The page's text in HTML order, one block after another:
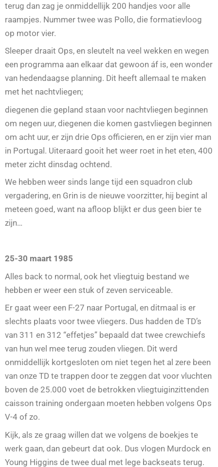
terug dan zag je onmiddellijk 200 handjes voor alle
raampjes. Nummer twee was Pollo, die formatievloog
op motor vier.
Sleeper draait Ops, en sleutelt na veel wekken en wegen
een programma aan elkaar dat gewoon áf is, een wonder
van hedendaagse planning. Dit heeft allemaal te maken
met het nachtvliegen;
diegenen die gepland staan voor nachtvliegen beginnen
om negen uur, diegenen die komen gastvliegen beginnen
om acht uur, er zijn drie Ops officieren, en er zijn vier man
in Portugal. Uiteraard gooit het weer roet in het eten, 400
meter zicht dinsdag ochtend.
We hebben weer sinds lange tijd een squadron club
vergadering, en Grin is de nieuwe voorzitter, hij begint al
meteen goed, want na afloop blijkt er dus geen bier te
zijn…
25-30 maart 1985
Alles back to normal, ook het vliegtuig bestand we
hebben er weer een stuk of zeven serviceable.
Er gaat weer een F-27 naar Portugal, en ditmaal is er
slechts plaats voor twee vliegers. Dus hadden de TD’s
van 311 en 312 “effetjes” bepaald dat twee crewchiefs
van hun wel mee terug zouden vliegen. Dit werd
onmiddellijk kortgesloten om niet tegen het al zere been
van onze TD te trappen door te zeggen dat voor vluchten
boven de 25.000 voet de betrokken vliegtuiginzittenden
caisson training ondergaan moeten hebben volgens Ops
V-4 of zo.
Kijk, als ze graag willen dat we volgens de boekjes te
werk gaan, dan gebeurt dat ook. Dus vlogen Murdock en
Young Higgins de twee dual met lege backseats terug.